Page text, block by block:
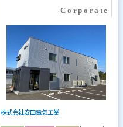
株式会社安田電気工業